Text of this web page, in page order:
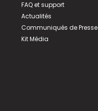
FAQ et support
Actualités
Communiqués de Presse
Kit Média